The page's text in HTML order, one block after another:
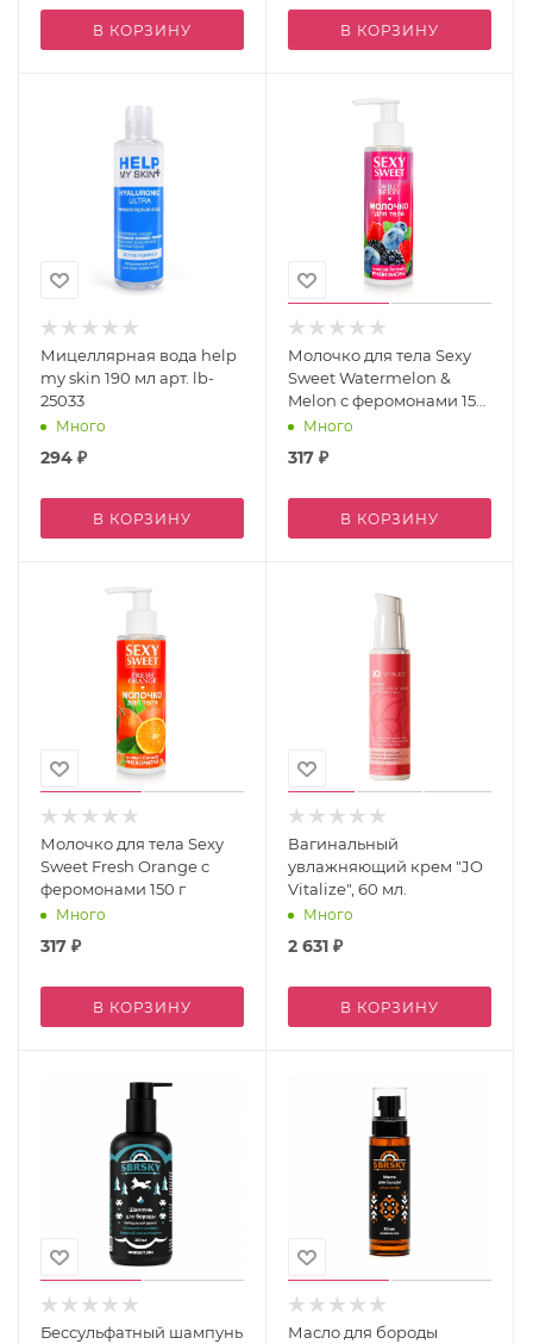
В КОРЗИНУ В КОРЗИНУ
Мицеллярная вода help
my skin 190 мл арт. lb-
25033
Много
294 ₽
В КОРЗИНУ
Молочко для тела Sexy
Sweet Watermelon &
Melon с феромонами 150
г Много
317 ₽
В КОРЗИНУ
Молочко для тела Sexy
Sweet Fresh Orange с
феромонами 150 г
Много
317 ₽
В КОРЗИНУ
Вагинальный
увлажняющий крем "JO
Vitalize", 60 мл.
Много
2 631 ₽
В КОРЗИНУ
Бессульфатный шампунь
Масло для бороды